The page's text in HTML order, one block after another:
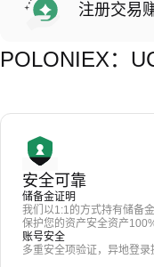
注册交易
POLONIEX：
安全可靠
储备金证明
我们以1:1的方式持有储备
保护您的资产安全资产
账号安全
多重安全项验证，异地登